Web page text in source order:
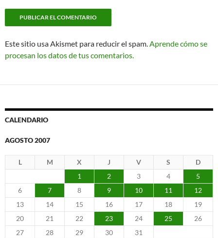
Este sitio usa Akismet para reducir el spam.Aprende cómo se
procesan los datos de tus comentarios.
CALENDARIO
AGOSTO 2007
L M X J V S
D
1
2 3 4
5
6
7 8 9 10 11
12
13
14 15 16 17 18
19
20
21 22 23 24 25
26
27
28 29 30
31